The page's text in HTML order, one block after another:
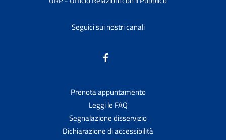
Seguici sui nostri canali
Prenota appuntamento
Leggi le FAQ
Segnalazione disservizio
Dichiarazione di accessibilità